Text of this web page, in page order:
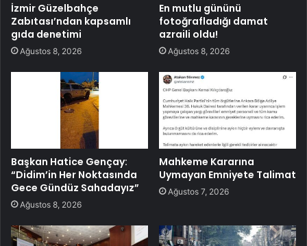
İzmir Güzelbahçe
Zabıtası’ndan kapsamlı
gıda denetimi
Ağustos 8, 2026
En mutlu gününü
fotoğrafladığı damat
azraili oldu!
Ağustos 8, 2026
Başkan Hatice Gençay:
“Didim’in Her Noktasında
Gece Gündüz Sahadayız”
Ağustos 8, 2026
Mahkeme Kararına
Uymayan Emniyete Talimat
Ağustos 7, 2026